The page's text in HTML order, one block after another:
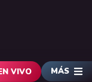
VIVO MÁS